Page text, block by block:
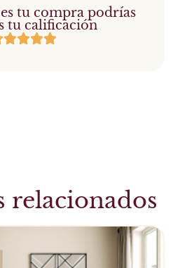
tu compra podrías
tu calificación
relacionados